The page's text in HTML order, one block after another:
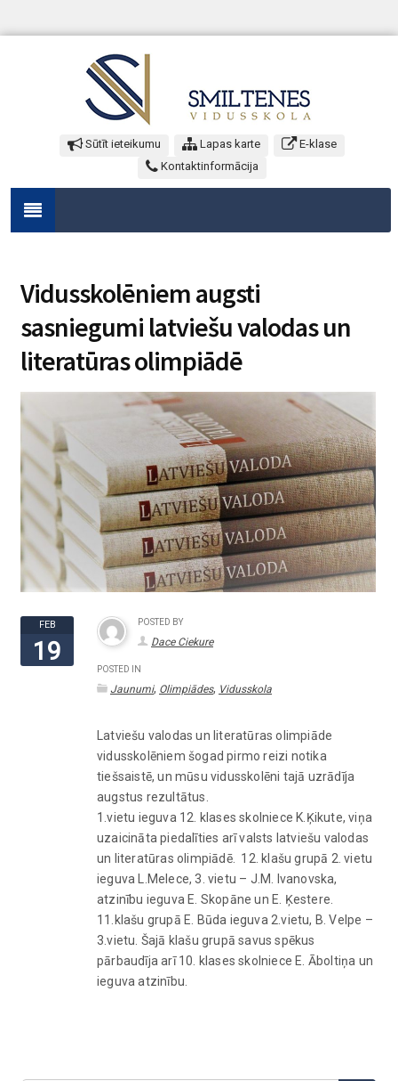
Sūtīt ieteikumu Lapas karte
E-klase
Kontaktinformācija
Vidusskolēniem augsti
sasniegumi latviešu valodas un
literatūras olimpiādē
FEB
19
POSTED BY
Dace Ciekure
POSTED IN
Jaunumi, Olimpiādes, Vidusskola
Latviešu valodas un literatūras olimpiāde
vidusskolēniem šogad pirmo reizi notika
tiešsaistē, un mūsu vidusskolēni tajā uzrādīja
augstus rezultātus.
1.vietu ieguva 12. klases skolniece K.Ķikute, viņa
uzaicināta piedalīties arī valsts latviešu valodas
un literatūras olimpiādē. 12. klašu grupā 2. vietu
ieguva L.Melece, 3. vietu – J.M. Ivanovska,
atzinību ieguva E. Skopāne un E. Ķestere.
11.klašu grupā E. Būda ieguva 2.vietu, B. Velpe –
3.vietu. Šajā klašu grupā savus spēkus
pārbaudīja arī 10. klases skolniece E. Āboltiņa un
ieguva atzinību.